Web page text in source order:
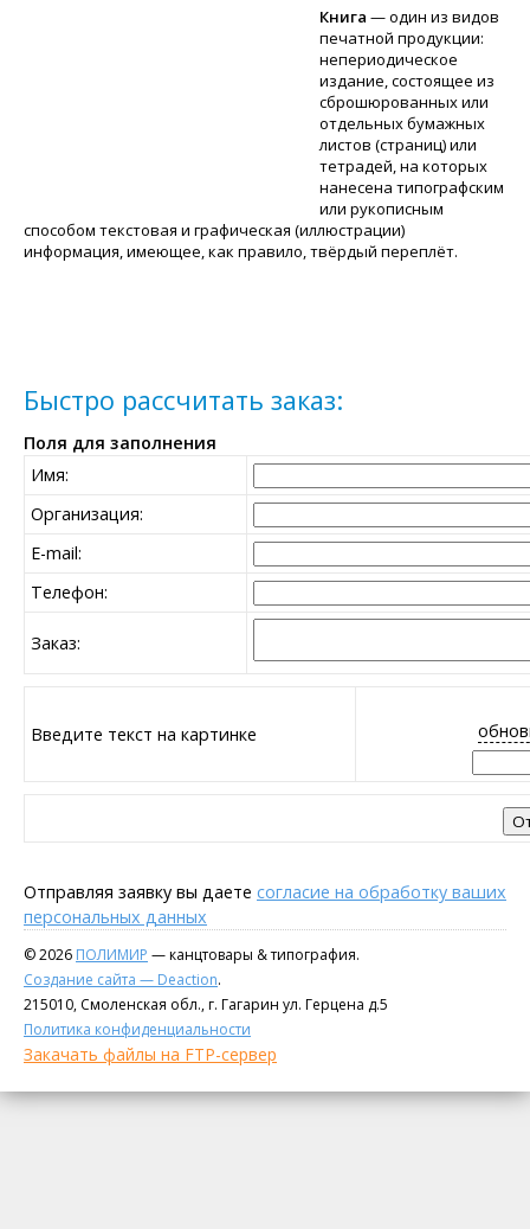
Книга — один из видов
печатной продукции:
непериодическое
издание, состоящее из
сброшюрованных или
отдельных бумажных
листов (страниц) или
тетрадей, на которых
нанесена типографским
или рукописным
способом текстовая и графическая (иллюстрации)
информация, имеющее, как правило, твёрдый переплёт.
Быстро рассчитать заказ:
Поля для заполнения
Имя:
Организация:
E-mail:
Телефон:
Заказ:
Введите текст на картинке
Отправляя заявку вы даете согласие на обработку ваших
персональных данных
© 2026 ПОЛИМИР — канцтовары & типография.
Создание сайта — Deaction.
215010, Смоленская обл., г. Гагарин ул. Герцена д.5
Политика конфиденциальности
Закачать файлы на FTP-сервер